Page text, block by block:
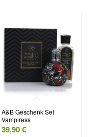
A&B Geschenk Set
Vampiress
39,90€